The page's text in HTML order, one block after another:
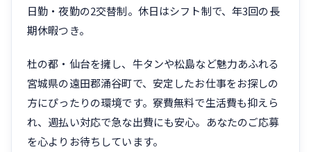
日勤・夜勤の2交替制。休日はシフト制で、年3回の長
期休暇つき。
杜の都・仙台を擁し、牛タンや松島など魅力あふれる
宮城県の遠田郡涌谷町で、安定したお仕事をお探しの
方にぴったりの環境です。寮費無料で生活費も抑えら
れ、週払い対応で急な出費にも安心。あなたのご応募
を心よりお待ちしています。